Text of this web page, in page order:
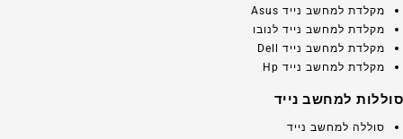
מקלדת למחשב נייד Asus
מקלדת למחשב נייד לנובו
מקלדת למחשב נייד Dell
מקלדת למחשב נייד Hp
סוללות למחשב נייד
סוללה למחשב נייד